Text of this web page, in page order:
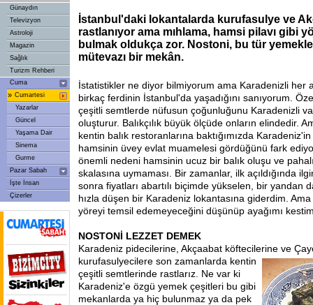
Günaydın
Televizyon
Astroloji
Magazin
Sağlık
Turizm Rehberi
Cuma
» Cumartesi
Yazarlar
Güncel
Yaşama Dair
Sinema
Gurme
Pazar Sabah
İşte İnsan
Çizerler
İstanbul'daki lokantalarda kurufasulye ve
rastlanıyor ama mıhlama, hamsi pilavı gibi
bulmak oldukça zor. Nostoni, bu tür
mütevazı bir mekân.
İstatistikler ne diyor bilmiyorum ama Karadenizli her
birkaç ferdinin İstanbul'da yaşadığını sanıyorum.
çeşitli semtlerde nüfusun çoğunluğunu Karadenizli
oluşturur. Balıkçılık büyük ölçüde onların elindedir.
kentin balık restoranlarına baktığımızda Karadeniz'in
hamsinin üvey evlat muamelesi gördüğünü fark
önemli nedeni hamsinin ucuz bir balık oluşu ve
skalasına uymaması. Bir zamanlar, ilk açıldığında
sonra fiyatları abartılı biçimde yükselen, bir yandan
hızla düşen bir Karadeniz lokantasına giderdim.
yöreyi temsil edemeyeceğini düşünüp ayağımı
NOSTONİ LEZZET DEMEK
Karadeniz pidecilerine, Akçaabat köftecilerine ve
kurufasulyecilere son zamanlarda kentin
çeşitli semtlerinde rastlarız. Ne var ki
Karadeniz'e özgü yemek çeşitleri bu gibi
mekanlarda ya hiç bulunmaz ya da pek